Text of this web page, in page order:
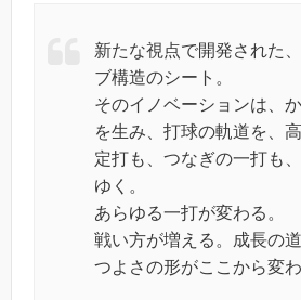
新たな視点で開発された
ブ構造のシート。
そのイノベーションは、
を生み、打球の軌道を、
定打も、つなぎの一打も
ゆく。
あらゆる一打が変わる。
戦い方が増える。成長の
つよさの形がここから変わ